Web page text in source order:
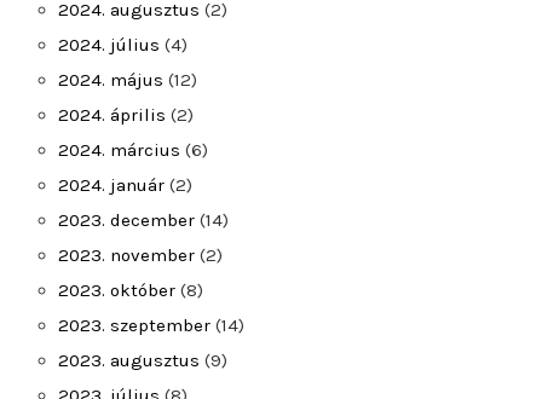
2024. augusztus (2)
2024. július (4)
2024. május (12)
2024. április (2)
2024. március (6)
2024. január (2)
2023. december (14)
2023. november (2)
2023. október (8)
2023. szeptember (14)
2023. augusztus (9)